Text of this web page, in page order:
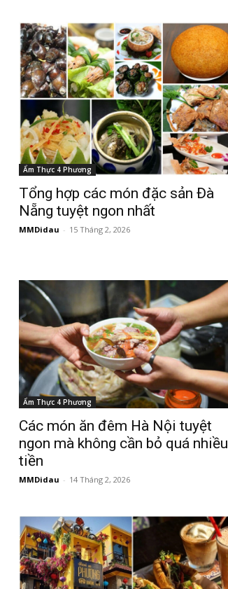
Ẩm Thực 4 Phương
Tổng hợp các món đặc sản Đà
Nẵng tuyệt ngon nhất
MMDidau - 15 Tháng 2, 2026
Ẩm Thực 4 Phương
Các món ăn đêm Hà Nội tuyệt
ngon mà không cần bỏ quá nhiều
tiền
MMDidau - 14 Tháng 2, 2026